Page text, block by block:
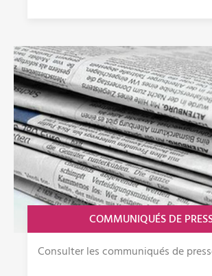
COMMUNIQUÉS DE
Consulter les communiqués de